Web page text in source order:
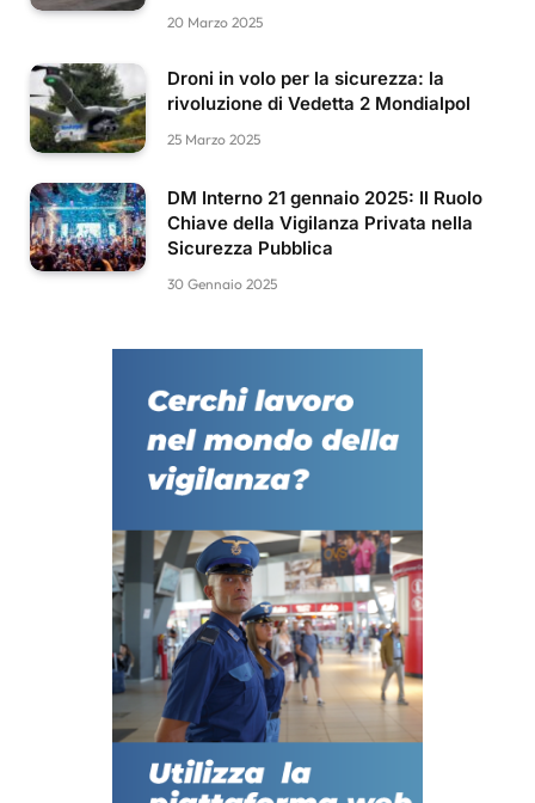
20 Marzo 2025
Droni in volo per la sicurezza: la
rivoluzione di Vedetta 2 Mondialpol
25 Marzo 2025
DM Interno 21 gennaio 2025: Il Ruolo
Chiave della Vigilanza Privata nella
Sicurezza Pubblica
30 Gennaio 2025